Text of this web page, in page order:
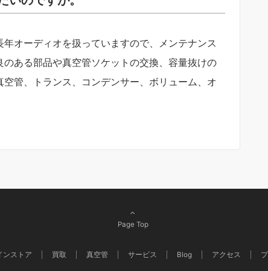
オーディオを扱っていますので、メンテナンス
ある部品や真空管ソケットの交換、容量抜けの
管、トランス、コンデンサー、ボリューム、オ
Page Top
ンストア 買取 真空管 サービス Blog アクセス